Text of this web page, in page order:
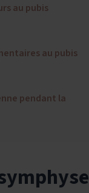
au pubis
au pubis
pendant la